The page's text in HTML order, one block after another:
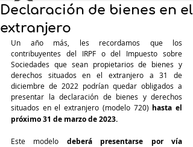
Declaración de bienes en el
extranjero
Un año más, les recordamos que los
contribuyentes del IRPF o del Impuesto sobre
Sociedades que sean propietarios de bienes y
derechos situados en el extranjero a 31 de
diciembre de 2022 podrían quedar obligados a
presentar la declaración de bienes y derechos
situados en el extranjero (modelo 720) hasta el
próximo 31 de marzo de 2023.
Este modelo deberá presentarse por vía